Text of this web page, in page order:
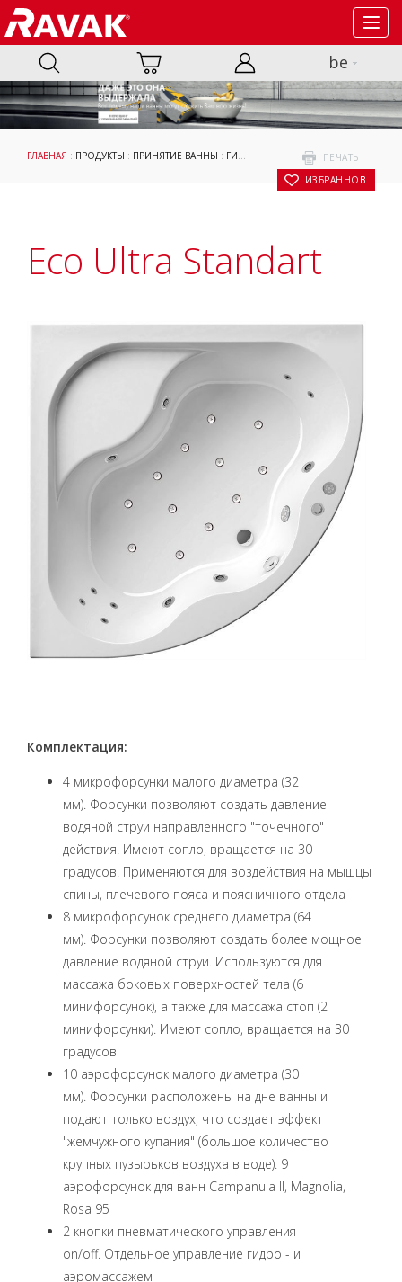
be
ПЕЧАТЬ
В ИЗБРАННОЕ
ГЛАВНАЯ : ПРОДУКТЫ : ПРИНЯТИЕ ВАННЫ : ГИДРОМАССАЖНЫЕ СИСТЕМЫ
Eco Ultra Standart
Комплектация:
4 микрофорсунки малого диаметра (32
мм). Форсунки позволяют создать давление
водяной струи направленного "точечного"
действия. Имеют сопло, вращается на 30
градусов. Применяются для воздействия на мышцы
спины, плечевого пояса и поясничного отдела
8 микрофорсунок среднего диаметра (64
мм). Форсунки позволяют создать более мощное
давление водяной струи. Используются для
массажа боковых поверхностей тела (6
минифорсунок), а также для массажа стоп (2
минифорсунки). Имеют сопло, вращается на 30
градусов
10 аэрофорсунок малого диаметра (30
мм). Форсунки расположены на дне ванны и
подают только воздух, что создает эффект
"жемчужного купания" (большое количество
крупных пузырьков воздуха в воде). 9
аэрофорсунок для ванн Campanula II, Magnolia,
Rosa 95
2 кнопки пневматического управления
on/off. Отдельное управление гидро - и
аэромассажем